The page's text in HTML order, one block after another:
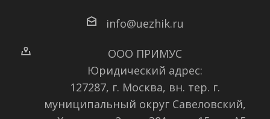
info@uezhik.ru
ООО ПРИМУС
Юридический адрес:
127287, г. Москва, вн. тер. г.
муниципальный округ Савеловский,